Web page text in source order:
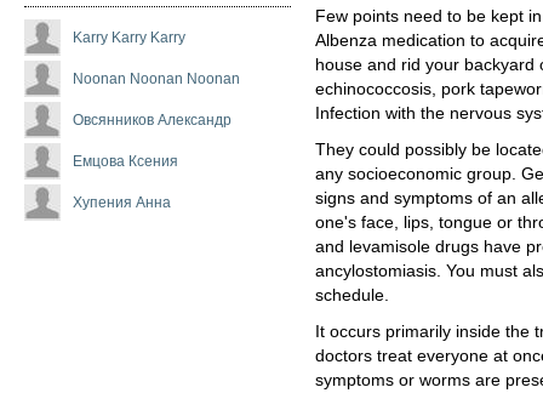
Karry Karry Karry
Noonan Noonan Noonan
Овсянников Александр
Емцова Ксения
Хупения Анна
Few points need to be kept
Albenza medication to
house and rid your backyard
echinococcosis, pork
Infection with the nervous
They could possibly be
any socioeconomic group.
signs and symptoms of an
one's face, lips, tongue or
and levamisole drugs have
ancylostomiasis. You must
schedule.
It occurs primarily inside the
doctors treat everyone at
symptoms or worms are